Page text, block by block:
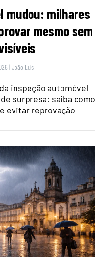
mudou: milhares
mesmo sem
|João Luís
inspeção automóvel
surpresa: saiba como
evitar reprovação